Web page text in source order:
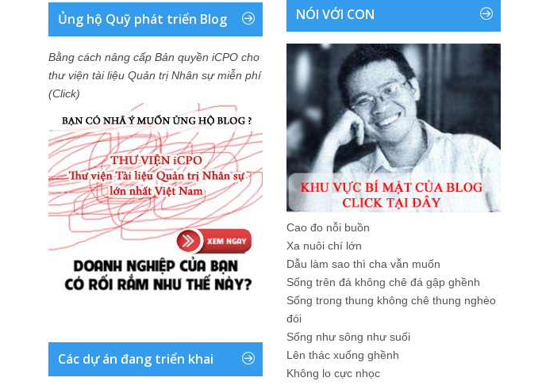
Ủng hộ Quỹ phát triển Blog
Bằng cách nâng cấp Bản quyền iCPO cho
thư viện tài liệu Quản trị Nhân sự miễn phí
(Click)
Các dự án đang triển khai
NÓI VỚI CON
Cao đo nỗi buồn
Xa nuôi chí lớn
Dẫu làm sao thì cha vẫn muốn
Sống trên đá không chê đá gập ghềnh
Sống trong thung không chê thung nghèo
đói
Sống như sông như suối
Lên thác xuống ghềnh
Không lo cực nhọc